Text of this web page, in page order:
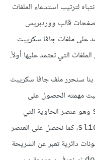
لترتيب استدعاء الملفات
صفحات قالب ووردبريس
على ملفات جافا سكريبت
التي تعتمد عليها أولاً.
سنحرر ملف جافا سكريبت
مهمته الحصول على
وهو عنصر الحاوية التي
، كما نحصل على العنصر
دائرية تعبر عن الشريحة